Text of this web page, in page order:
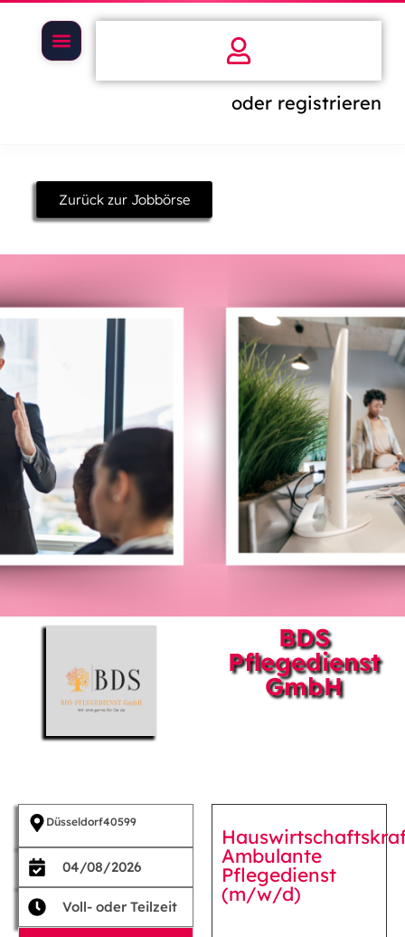
oder registrieren
Zurück zur Jobbörse
BDS
Pflegedienst
GmbH
Düsseldorf40599
04/08/2026
Voll- oder Teilzeit
Ambulante
Pflegedienst
(m/w/d)